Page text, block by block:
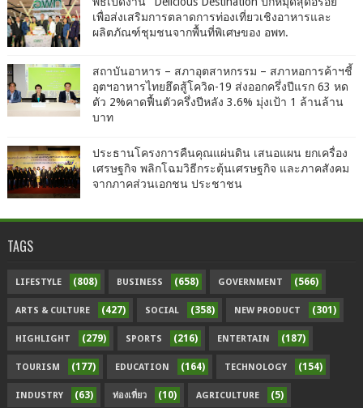
เพื่อส่งเสริมการตลาดการท่องเที่ยวเชิงอาหารและ
ผลิตภัณฑ์ชุมชนจากพื้นที่พิเศษของ อพท.
สถาบันอาหาร – สภาอุตสาหกรรม – สภาหอการค้าฯชี้
อุตฯอาหารไทยฮึดสู้โควิด-19 ส่งออกครึ่งปีแรก 63 หด
ตัว 2%คาดฟื้นตัวครึ่งปีหลัง 3.6% มุ่งเป้า 1 ล้านล้าน
บาท
ประธานโครงการคืนคุณแผ่นดิน เสนอแผน ยกเครื่อง
เศรษฐกิจ พลิกโฉมวิธีกระตุ้นเศรษฐกิจ และภาคสังคม
จากภาคส่วนเอกชน ประชาชน
TAGS
LIFESTYLE (808) BUSINESS (658) GOVERNMENT (566)
ARTS & CULTURE (427) SOCIAL (358) NEW PRODUCT (301)
HIGHLIGHT (279) SPORTS (216) ENTERTAIN (187)
TOURISM (177) EDUCATION (164) TECHNOLOGY (154)
INDUSTRY (63) ท่องเที่ยว (10) AGRICULTURE (5)